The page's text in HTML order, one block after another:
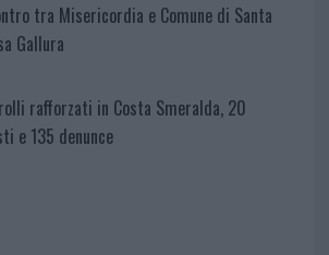
tra Misericordia e Comune di Santa
Gallura
rafforzati in Costa Smeralda, 20
e 135 denunce